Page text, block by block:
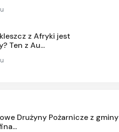
z Afryki jest
Ten z Au...
Drużyny Pożarnicze z gminy